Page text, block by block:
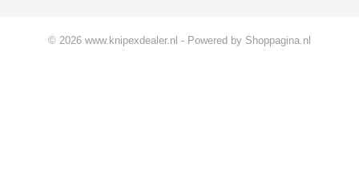
© 2026 www.knipexdealer.nl - Powered by Shoppagina.nl